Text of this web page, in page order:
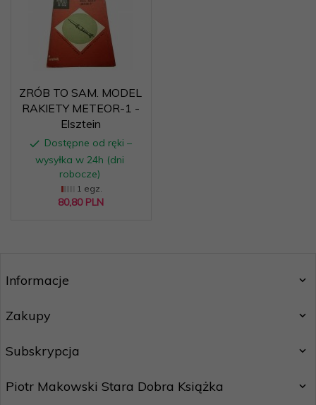
ZRÓB TO SAM. MODEL
RAKIETY METEOR-1 -
Elsztein
Dostępne od ręki –
wysyłka w 24h (dni
robocze)
1 egz.
80,80 PLN
Informacje
Zakupy
Subskrypcja
Piotr Makowski Stara Dobra Książka